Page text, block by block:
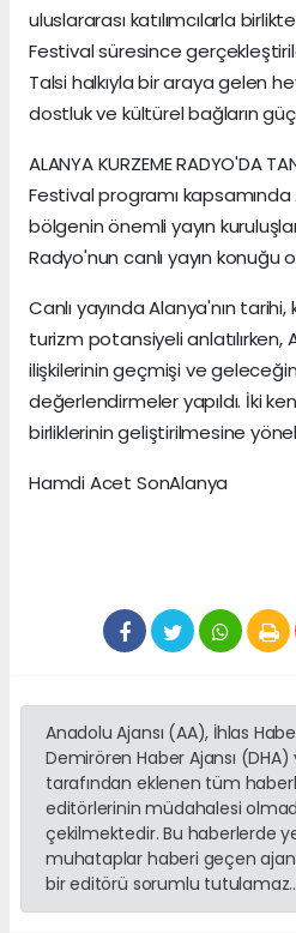
uluslararası katılımcılarla
Festival süresince
Talsi halkıyla bir araya gelen
dostluk ve kültürel bağların
ALANYA KURZEME RADYO'DA
Festival programı
bölgenin önemli yayın
Radyo'nun canlı yayın konuğu
Canlı yayında Alanya'nın
turizm potansiyeli anlatılırken,
ilişkilerinin geçmişi ve
değerlendirmeler yapıldı. İki
birliklerinin geliştirilmesine
Hamdi Acet SonAlanya
Anadolu Ajansı (AA), İhlas
Demirören Haber Ajansı
tarafından eklenen tüm
editörlerinin müdahalesi
çekilmektedir. Bu haberlerde
muhataplar haberi geçen
bir editörü sorumlu